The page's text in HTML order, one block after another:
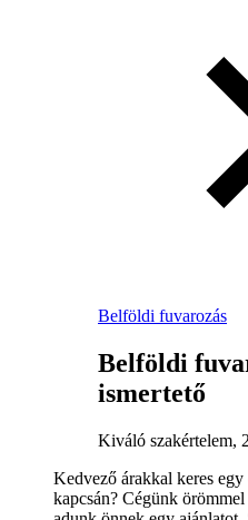
Belföldi fuvarozás
Belföldi
ismertető
Kiváló szakértelem,
Kedvező árakkal keres
kapcsán? Cégünk